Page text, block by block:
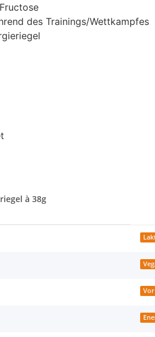
des Trainings/Wettkampfes
à 38g
Vor